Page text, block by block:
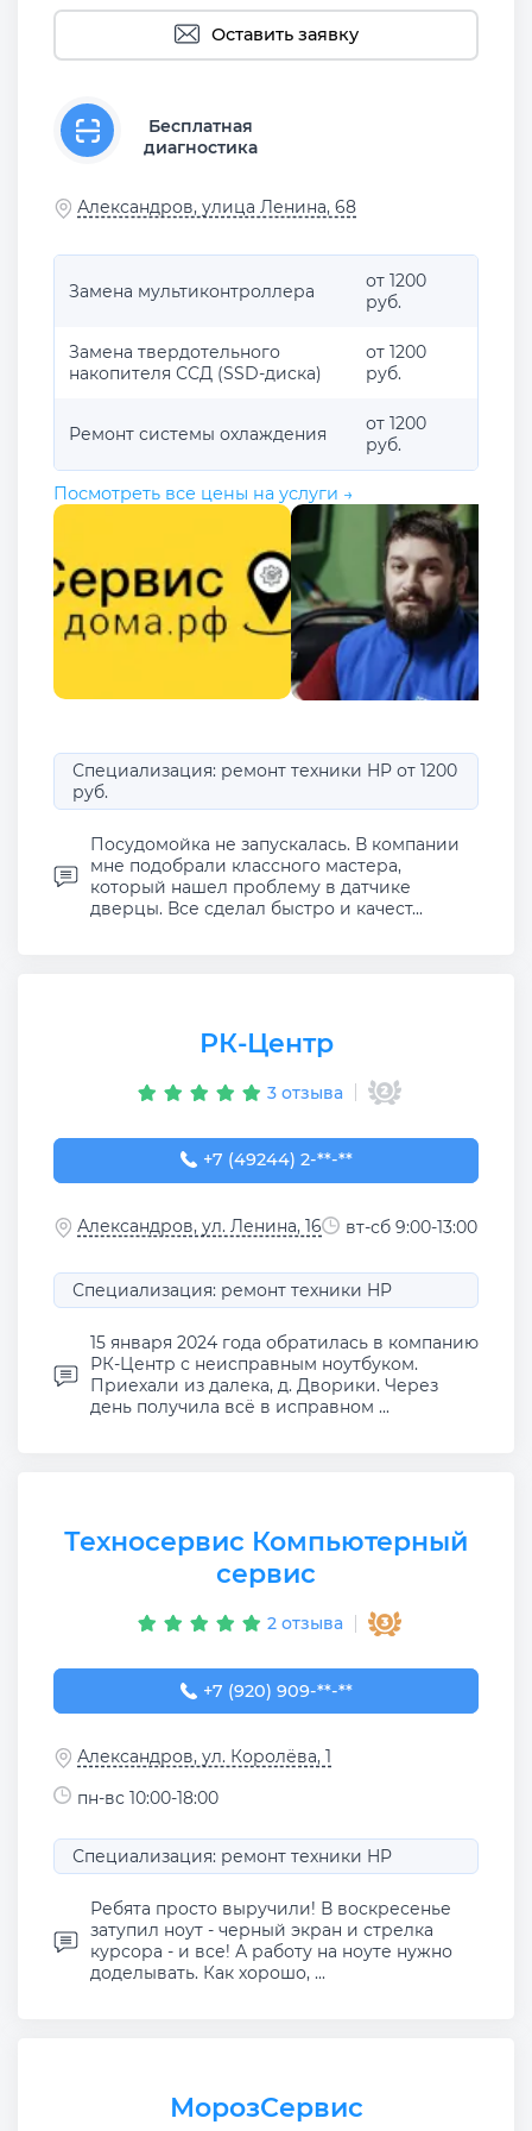
Оставить заявку
Бесплатная
диагностика
Александров, улица Ленина, 68
Замена мультиконтроллера
от 1200
руб.
Замена твердотельного
накопителя ССД (SSD-диска)
от 1200
руб.
Ремонт системы охлаждения
от 1200
руб.
Посмотреть все цены на услуги →
Специализация: ремонт техники HP от 1200
руб.
Посудомойка не запускалась. В компании
мне подобрали классного мастера,
который нашел проблему в датчике
дверцы. Все сделал быстро и качест...
РК-Центр
3 отзыва
+7 (49244) 2-04-61
+7 (49244) 2-**-**
Александров, ул. Ленина, 16 вт-сб 9:00-13:00
Специализация: ремонт техники HP
15 января 2024 года обратилась в компанию
РК-Центр с неисправным ноутбуком.
Приехали из далека, д. Дворики. Через
день получила всё в исправном ...
Техносервис Компьютерный
сервис
2 отзыва
+7 (920) 909-09-90
+7 (920) 909-**-**
Александров, ул. Королёва, 1
пн-вс 10:00-18:00
Специализация: ремонт техники HP
Ребята просто выручили! В воскресенье
затупил ноут - черный экран и стрелка
курсора - и все! А работу на ноуте нужно
доделывать. Как хорошо, ...
МорозСервис